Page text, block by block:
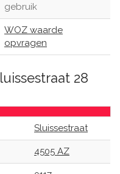
gebruik
WOZ waarde
opvragen
28
Sluissestraat
4505 AZ